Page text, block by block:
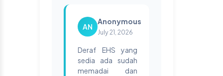
AN
Anonymous
July 21, 2026
Deraf EHS yang
sedia ada sudah
memadai dan